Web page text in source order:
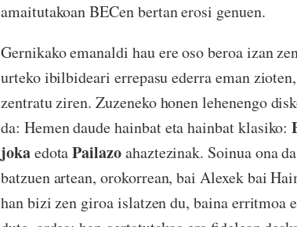
amaitutakoan BECen bertan erosi genuen.
Gernikako emanaldi hau ere oso beroa izan
urteko ibilbideari errepasu ederra eman
zentratu ziren. Zuzeneko honen lehenengo
da: Hemen daude hainbat eta hainbat klasiko:
jokaedotaPailazoahaztezinak. Soinua ona
batzuen artean, orokorrean, bai Alexek bai
han bizi zen giroa islatzen du, baina erritmoa